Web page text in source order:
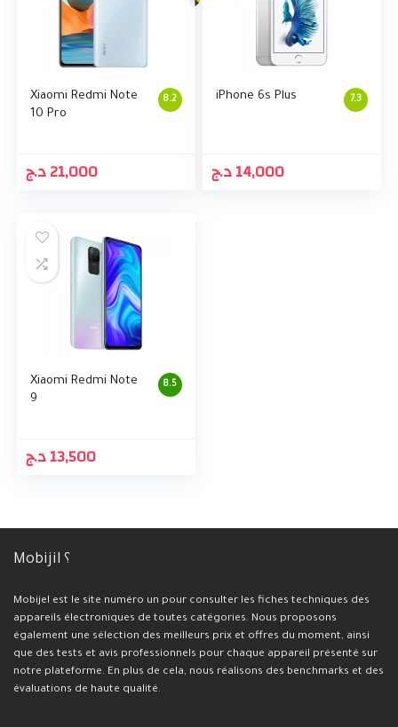
8.2
Xiaomi Redmi Note
10 Pro
21,000د.ج
7.3
iPhone 6s Plus
14,000د.ج
8.5
Xiaomi Redmi Note
9
13,500د.ج
Mobijil ؟
Mobijel est le site numéro un pour consulter les fiches techniques des
appareils électroniques de toutes catégories. Nous proposons
également une sélection des meilleurs prix et offres du moment, ainsi
que des tests et avis professionnels pour chaque appareil présenté sur
notre plateforme. En plus de cela, nous réalisons des benchmarks et des
évaluations de haute qualité.